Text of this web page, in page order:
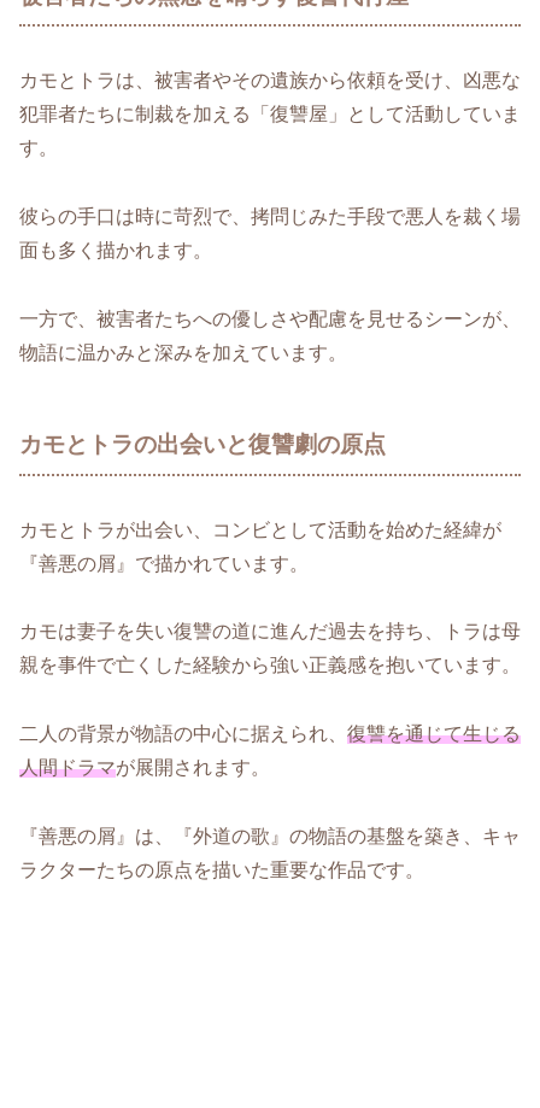
カモとトラは、被害者やその遺族から依頼を受け、凶悪な
犯罪者たちに制裁を加える「復讐屋」として活動していま
す。
彼らの手口は時に苛烈で、拷問じみた手段で悪人を裁く場
面も多く描かれます。
一方で、被害者たちへの優しさや配慮を見せるシーンが、
物語に温かみと深みを加えています。
カモとトラの出会いと復讐劇の原点
カモとトラが出会い、コンビとして活動を始めた経緯が
『善悪の屑』で描かれています。
カモは妻子を失い復讐の道に進んだ過去を持ち、トラは母
親を事件で亡くした経験から強い正義感を抱いています。
二人の背景が物語の中心に据えられ、 復讐を通じて生じる
人間ドラマが展開されます。
『善悪の屑』は、『外道の歌』の物語の基盤を築き、キャ
ラクターたちの原点を描いた重要な作品です。